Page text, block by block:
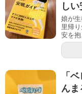
し
娘が
里帰
安を
「
ん